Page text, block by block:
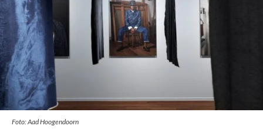
Foto: Aad Hoogendoorn